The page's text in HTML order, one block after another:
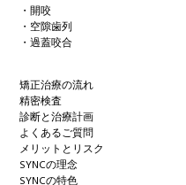
・開咬
・空隙歯列
・過蓋咬合
矯正治療の流れ
精密検査
診断と治療計画
よくあるご質問
メリットとリスク
SYNCの理念
SYNCの特色